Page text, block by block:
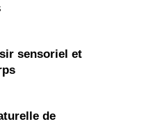
sensoriel et
de